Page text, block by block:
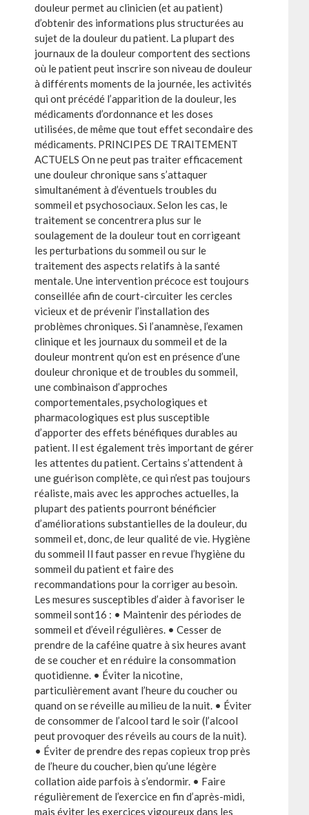
douleur permet au clinicien (et au patient)
d’obtenir des informations plus structurées au
sujet de la douleur du patient. La plupart des
journaux de la douleur comportent des sections
où le patient peut inscrire son niveau de douleur
à différents moments de la journée, les activités
qui ont précédé l’apparition de la douleur, les
médicaments d’ordonnance et les doses
utilisées, de même que tout effet secondaire des
médicaments. PRINCIPES DE TRAITEMENT
ACTUELS On ne peut pas traiter efficacement
une douleur chronique sans s’attaquer
simultanément à d’éventuels troubles du
sommeil et psychosociaux. Selon les cas, le
traitement se concentrera plus sur le
soulagement de la douleur tout en corrigeant
les perturbations du sommeil ou sur le
traitement des aspects relatifs à la santé
mentale. Une intervention précoce est toujours
conseillée afin de court-circuiter les cercles
vicieux et de prévenir l’installation des
problèmes chroniques. Si l’anamnèse, l’examen
clinique et les journaux du sommeil et de la
douleur montrent qu’on est en présence d’une
douleur chronique et de troubles du sommeil,
une combinaison d’approches
comportementales, psychologiques et
pharmacologiques est plus susceptible
d’apporter des effets bénéfiques durables au
patient. Il est également très important de gérer
les attentes du patient. Certains s’attendent à
une guérison complète, ce qui n’est pas toujours
réaliste, mais avec les approches actuelles, la
plupart des patients pourront bénéficier
d’améliorations substantielles de la douleur, du
sommeil et, donc, de leur qualité de vie. Hygiène
du sommeil Il faut passer en revue l’hygiène du
sommeil du patient et faire des
recommandations pour la corriger au besoin.
Les mesures susceptibles d’aider à favoriser le
sommeil sont16 : • Maintenir des périodes de
sommeil et d’éveil régulières. • Cesser de
prendre de la caféine quatre à six heures avant
de se coucher et en réduire la consommation
quotidienne. • Éviter la nicotine,
particulièrement avant l’heure du coucher ou
quand on se réveille au milieu de la nuit. • Éviter
de consommer de l’alcool tard le soir (l’alcool
peut provoquer des réveils au cours de la nuit).
• Éviter de prendre des repas copieux trop près
de l’heure du coucher, bien qu’une légère
collation aide parfois à s’endormir. • Faire
régulièrement de l’exercice en fin d’après-midi,
mais éviter les exercices vigoureux dans les